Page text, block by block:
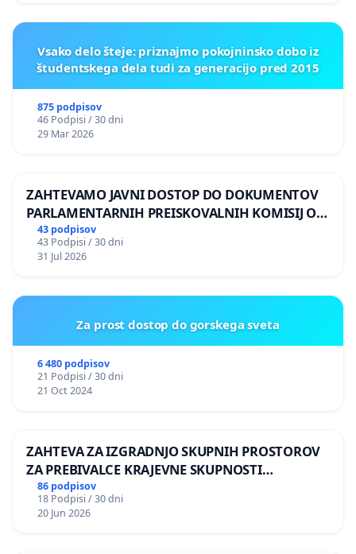
Vsako delo šteje: priznajmo pokojninsko dobo iz
študentskega dela tudi za generacijo pred 2015
875 podpisov
46 Podpisi / 30 dni
29 Mar 2026
ZAHTEVAMO JAVNI DOSTOP DO DOKUMENTOV
PARLAMENTARNIH PREISKOVALNIH KOMISIJ O
ILEGALNI TRGOVINI Z OROŽJEM
43 podpisov
43 Podpisi / 30 dni
31 Jul 2026
Za prost dostop do gorskega sveta
6 480 podpisov
21 Podpisi / 30 dni
21 Oct 2024
ZAHTEVA ZA IZGRADNJO SKUPNIH PROSTOROV
ZA PREBIVALCE KRAJEVNE SKUPNOSTI
PRESTRANEK
86 podpisov
18 Podpisi / 30 dni
20 Jun 2026